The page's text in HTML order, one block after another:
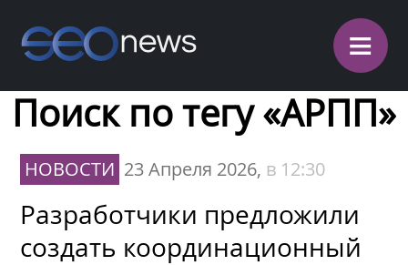
≡
Поиск по тегу «АРПП»
НОВОСТИ 23 Апреля 2026, в 12:30
Разработчики предложили
создать координационный